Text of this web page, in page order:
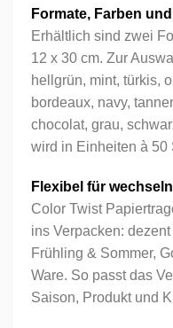
Formate, Farben
Erhältlich sind zwei
12 x 30 cm. Zur
hellgrün, mint, türkis,
bordeaux, navy,
chocolat, grau,
wird in Einheiten à 50
Flexibel für
Color Twist
ins Verpacken:
Frühling & Sommer,
Ware. So passt das
Saison, Produkt und